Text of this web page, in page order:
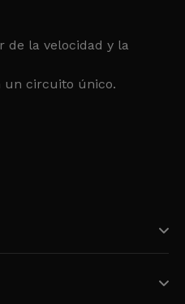
de la velocidad y la
un circuito único.